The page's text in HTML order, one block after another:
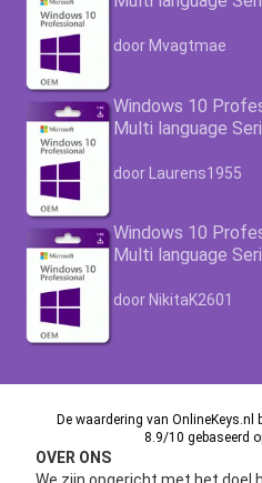
Waardering4.63
door Mvagtmae
Windows 10
Multi language
Waardering4.63uit
door Laurens1955
Windows 10
Multi language
Waardering4.63
door NikitaK2601
De waardering van OnlineKeys.nl
8.9/10 gebaseerd
OVER ONS